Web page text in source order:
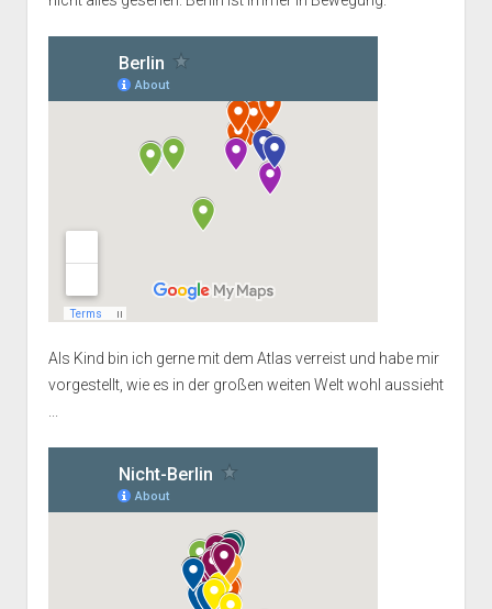
Als Kind bin ich gerne mit dem Atlas verreist und habe mir
vorgestellt, wie es in der großen weiten Welt wohl aussieht
...